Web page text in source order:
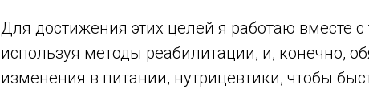
Для достижения этих целей я работаю вместе
используя методы реабилитации, и, конечно,
изменения в питании, нутрицевтики, чтобы